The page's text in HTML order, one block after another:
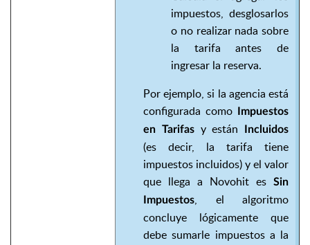
impuestos, desglosarlos
o no realizar nada sobre
la tarifa antes de
ingresar la reserva.
Por ejemplo, si la agencia está
configurada como Impuestos
en Tarifasy están Incluidos
(es decir, la tarifa tiene
impuestos incluidos) y el valor
que llega a Novohit es
Sin
Impuestos, el algoritmo
concluye lógicamente que
debe sumarle impuestos a la